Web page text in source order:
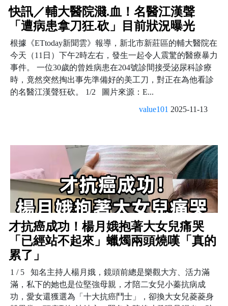
快訊／輔大醫院濺.血！名醫江漢聲
「遭病患拿刀狂.砍」目前狀況曝光
根據《ETtoday新聞雲》報導，新北市新莊區的輔大醫院在
今天（11日）下午2時左右，發生一起令人震驚的醫療暴力
事件。 一位30歲的曾姓病患在204號診間接受泌尿科診療
時，竟然突然掏出事先準備好的美工刀，對正在為他看診
的名醫江漢聲狂砍。 1/2 圖片來源：E...
value101 2025-11-13
才抗癌成功！楊月娥抱著大女兒痛哭
「已經站不起來」蠟燭兩頭燒嘆「真的
累了」
1 / 5 知名主持人楊月娥，鏡頭前總是樂觀大方、活力滿
滿，私下的她也是位堅強母親，才陪二女兒小蓁抗病成
功，愛女還獲選為「十大抗癌鬥士」，卻換大女兒菱菱身